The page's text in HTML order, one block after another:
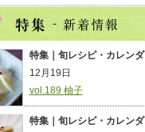
特集｜旬レシピ・カレン
12月19日
vol.189 柚子
特集｜旬レシピ・カレン